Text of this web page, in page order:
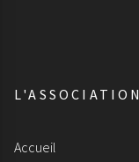
L'ASSOCIATION
Accueil